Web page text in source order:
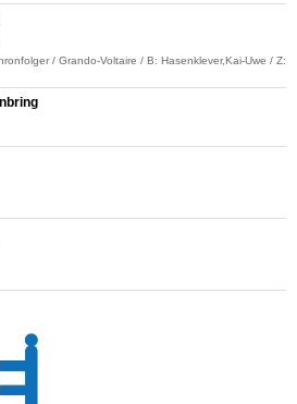
/ Grando-Voltaire / B: Hasenklever,Kai-Uwe / Z: